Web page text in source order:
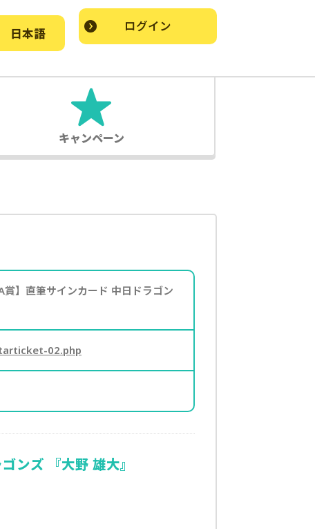
日本語 ログイン
キャンペーン
】直筆サインカード 中日ドラゴン
02.php
ンズ 『大野 雄大』